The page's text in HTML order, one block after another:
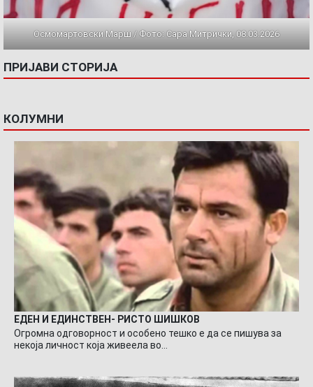
Осмомартовски Марш / Фото: Сара Митрички, 08.03.2026
ПРИЈАВИ СТОРИЈА
КОЛУМНИ
ЕДЕН И ЕДИНСТВЕН- РИСТО ШИШКОВ
Огромна одговорност и особено тешко е да се пишува за
некоја личност која живеела во…